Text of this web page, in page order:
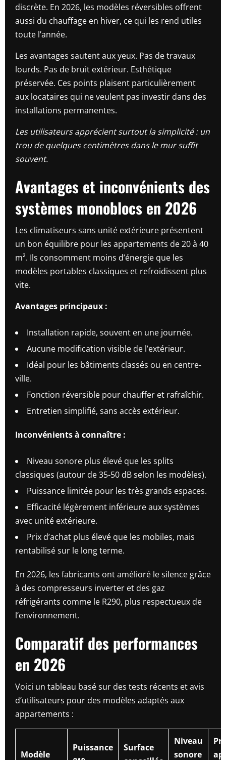
discrète. En 2026, les modèles réversibles offrent
aussi du chauffage en hiver, ce qui les rend utiles
toute l’année.
Les avantages sautent aux yeux. Pas de travaux
lourds. Pas de bruit extérieur. Esthétique
préservée. Ces points plaisent particulièrement
aux locataires qui ne veulent pas investir dans des
installations permanentes.
Les utilisateurs apprécient surtout la simplicité : un
trou de quelques centimètres dans le mur suffit
souvent.
Avantages et inconvénients des
systèmes monoblocs en 2026
Les climatiseurs sans unité extérieure présentent
un bon équilibre pour les appartements de 20 à 40
m². Ils consomment moins d’énergie que les
modèles portables classiques et refroidissent plus
vite.
Avantages principaux :
Installation rapide, souvent en une journée.
Aucune modification visible de l’extérieur.
Idéal pour les bâtiments classés ou en centre-
ville.
Fonction réversible pour chauffer et rafraîchir.
Entretien simplifié, sans accès extérieur.
Inconvénients à connaître :
Niveau sonore plus élevé que les splits
classiques (autour de 35-50 dB selon les modèles).
Puissance limitée pour les très grands espaces.
Efficacité légèrement inférieure aux systèmes
avec unité extérieure.
Prix d’achat plus élevé que les mobiles, mais
rentabilisé sur le long terme.
En 2026, les fabricants ont amélioré le silence grâce
à des compresseurs inverter et des gaz
réfrigérants comme le R290, plus respectueux de
l’environnement.
Comparatif des performances
en 2026
Voici un tableau basé sur des tests récents et avis
d’utilisateurs pour des modèles adaptés aux
appartements :
Modèle
Puissance
Surface
Niveau
sonore